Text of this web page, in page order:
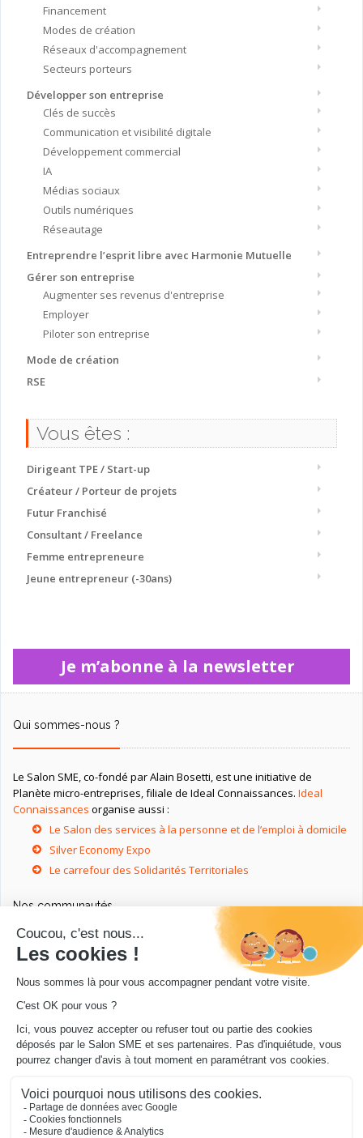
Financement
Modes de création
Réseaux d'accompagnement
Secteurs porteurs
Développer son entreprise
Clés de succès
Communication et visibilité digitale
Développement commercial
IA
Médias sociaux
Outils numériques
Réseautage
Entreprendre l’esprit libre avec Harmonie Mutuelle
Gérer son entreprise
Augmenter ses revenus d'entreprise
Employer
Piloter son entreprise
Mode de création
RSE
Vous êtes :
Dirigeant TPE / Start-up
Créateur / Porteur de projets
Futur Franchisé
Consultant / Freelance
Femme entrepreneure
Jeune entrepreneur (-30ans)
Je m’abonne à la newsletter
Qui sommes-nous ?
Le Salon SME, co-fondé par Alain Bosetti, est une initiative de
Planète micro-entreprises, filiale de Ideal Connaissances. Ideal
Connaissances organise aussi :
Le Salon des services à la personne et de l’emploi à domicile
Silver Economy Expo
Le carrefour des Solidarités Territoriales
Nos communautés
Ressources utiles
Livres utiles pour les entrepreneurs
Sites utiles pour les entrepreneurs
Conseils pour votre entreprise/microentreprise